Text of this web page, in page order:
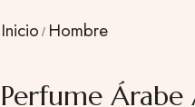
Inicio Hombre
Perfume Árabe